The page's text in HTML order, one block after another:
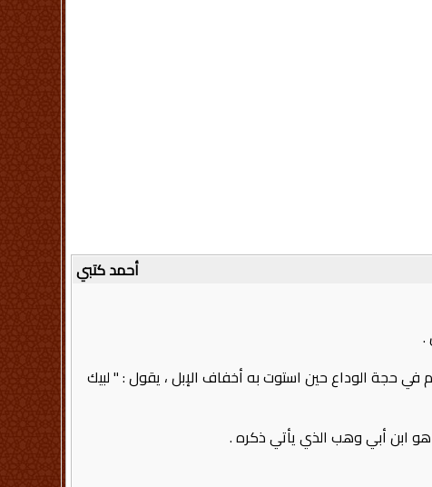
أحمد كتبي
‏.‏
حجة الوداع حين استوت به أخفاف الإبل ، يقول‏ :‏ ‏" ‏لبيك
هو ابن أبي وهب الذي يأتي ذكره ‏.‏